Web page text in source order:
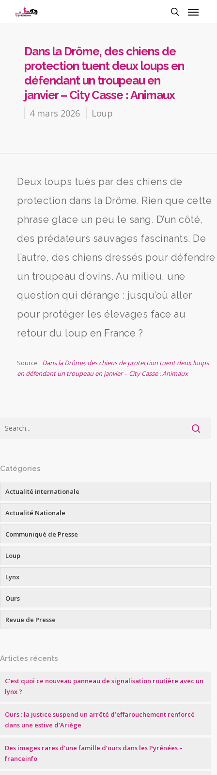
Dans la Drôme, des chiens de
protection tuent deux loups en
défendant un troupeau en
janvier – City Casse : Animaux
4 mars 2026 Loup
Deux loups tués par des chiens de
protection dans la Drôme. Rien que cette
phrase glace un peu le sang. D’un côté,
des prédateurs sauvages fascinants. De
l’autre, des chiens dressés pour défendre
un troupeau d’ovins. Au milieu, une
question qui dérange : jusqu’où aller
pour protéger les élevages face au
retour du loup en France ?
Source : Dans la Drôme, des chiens de protection tuent deux loups
en défendant un troupeau en janvier – City Casse : Animaux
Catégories
Actualité internationale
Actualité Nationale
Communiqué de Presse
Loup
Lynx
Ours
Revue de Presse
Articles récents
C’est quoi ce nouveau panneau de signalisation routière avec un
lynx ?
Ours : la justice suspend un arrêté d’effarouchement renforcé
dans une estive d’Ariège
Des images rares d’une famille d’ours dans les Pyrénées –
franceinfo